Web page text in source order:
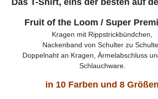
Fruit of the Loom / Super
Kragen mit Rippstrickbündchen,
Nackenband von Schulter zu
Doppelnaht an Kragen, Ärmelabschluss
Schlauchware.
in 10 Farben und 8 Größen